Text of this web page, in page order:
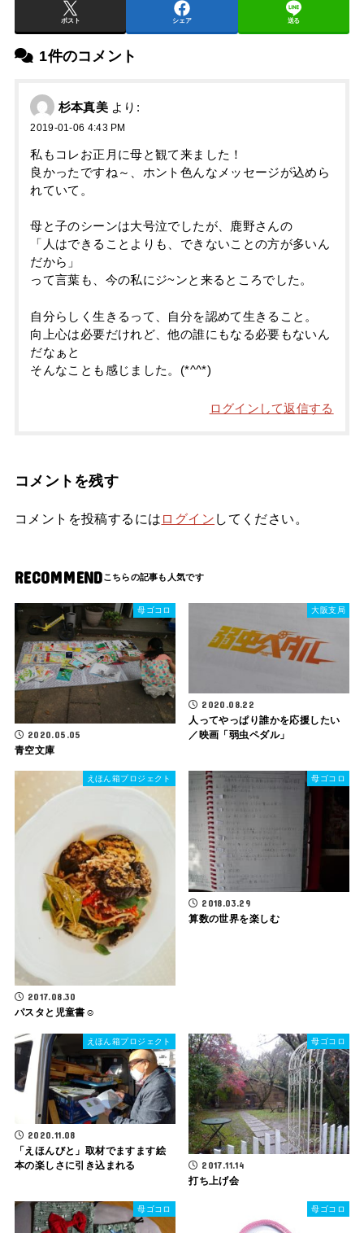
ポスト シェア 送る
1件のコメント
杉本真美 より:
2019-01-06 4:43 PM
私もコレお正月に母と観て来ました！
良かったですね～、ホント色んなメッセージが込めら
れていて。
母と子のシーンは大号泣でしたが、鹿野さんの
「人はできることよりも、できないことの方が多いん
だから」
って言葉も、今の私にジ~ンと来るところでした。
自分らしく生きるって、自分を認めて生きること。
向上心は必要だけれど、他の誰にもなる必要もないん
だなぁと
そんなことも感じました。(*^^*)
ログインして返信する
コメントを残す
コメントを投稿するには ログイン してください。
RECOMMEND
母ゴコロ
2020.05.05
青空文庫
大阪支局
2020.08.22
人ってやっぱり誰かを応援したい
／映画「弱虫ペダル」
えほん箱プロジェクト
2017.08.30
パスタと児童書☺
母ゴコロ
2018.03.29
算数の世界を楽しむ
えほん箱プロジェクト
2020.11.08
「えほんびと」取材でますます絵
本の楽しさに引き込まれる
母ゴコロ
2017.11.14
打ち上げ会
母ゴコロ 母ゴコロ